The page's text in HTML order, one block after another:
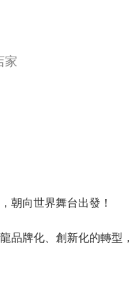
家
朝向世界舞台出發！
品牌化、創新化的轉